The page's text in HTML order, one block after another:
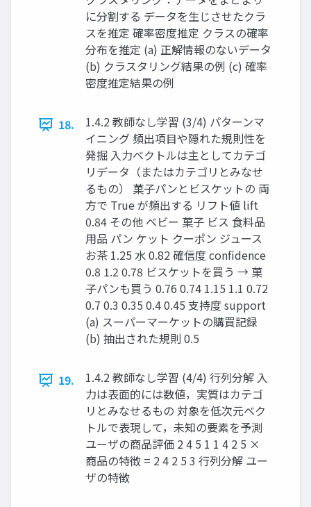
に分割する データを生じさせたクラ
スを推定 確率密度推定 クラスの確率
分布を推定 (a) 正解情報のないデータ
(b) クラスタリング結果の例 (c) 確率
密度推定結果の例
18.
1.4.2 教師なし学習 (3/4) パターンマ
イニング 頻出項目や隠れた規則性を
発掘 入力ベクトルは主としてカテゴ
リデータ（またはカテゴリとみなせ
るもの） 菓⼦パンとビスケットの 両
⽅で True が頻出する リフト値 lift
0.84 その他 ベビー 菓⼦ ビス ⾷料品
⽤品 パン ケット クーポン ジュース
お茶 1.25 ⽔ 0.82 確信度 confidence
0.8 1.2 0.78 ビスケットを買う → 菓
⼦パンも買う 0.76 0.74 1.15 1.1 0.72
0.7 0.3 0.35 0.4 0.45 ⽀持度 support
(a) スーパーマーケットの購買記録
(b) 抽出された規則 0.5
19.
1.4.2 教師なし学習 (4/4) 行列分解 入
力は表面的には数値，実質はカテゴ
リとみなせるもの 対象を低次元ベク
トルで表現して，未知の要素を予測
ユーザの商品評価 2 4 5 1 1 4 2 5 ×
商品の特徴 = 2 4 2 5 3 ⾏列分解 ユー
ザの特徴